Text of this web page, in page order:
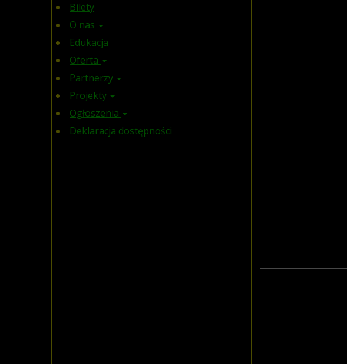
Bilety
O nas
Edukacja
Oferta
Partnerzy
Projekty
Ogłoszenia
Deklaracja dostępności